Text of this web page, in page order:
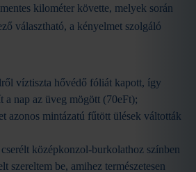
kilométer követte, melyek során
választható, a kényelmet szolgáló
víztiszta hővédő fóliát kapott, így
a nap az üveg mögött (70eFt);
azonos mintázatú fűtött ülések váltották
középkonzol-burkolathoz színben
szereltem be, amihez természetesen